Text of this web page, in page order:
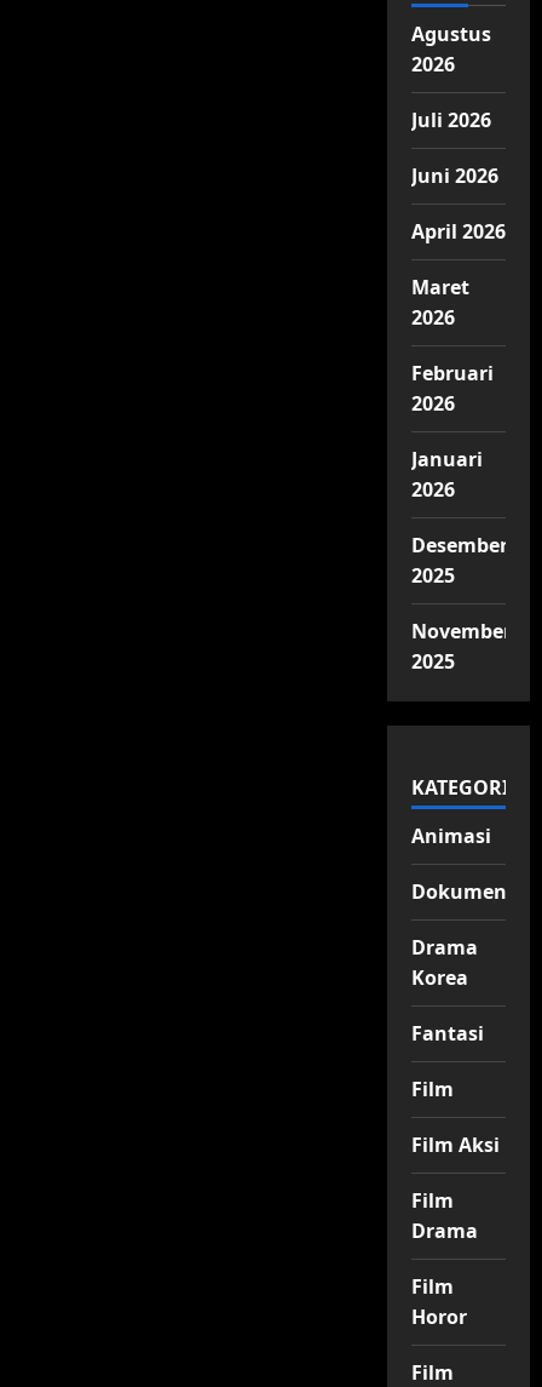
Agustus
2026
Juli 2026
Juni 2026
April 2026
Maret
2026
Februari
2026
Januari
2026
Desember
2025
November
2025
KATEGORI
Animasi
Dokumenter
Drama
Korea
Fantasi
Film
Film Aksi
Film
Drama
Film
Horor
Film